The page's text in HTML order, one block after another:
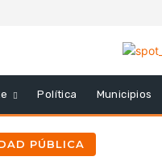
Política Municipios
PÚBLICA